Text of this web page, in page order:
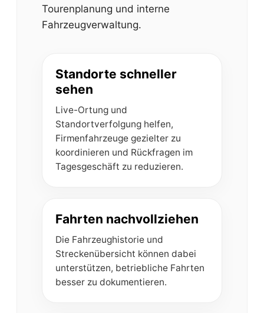
Tourenplanung und interne
Fahrzeugverwaltung.
Standorte schneller
sehen
Live-Ortung und
Standortverfolgung helfen,
Firmenfahrzeuge gezielter zu
koordinieren und Rückfragen im
Tagesgeschäft zu reduzieren.
Fahrten nachvollziehen
Die Fahrzeughistorie und
Streckenübersicht können dabei
unterstützen, betriebliche Fahrten
besser zu dokumentieren.